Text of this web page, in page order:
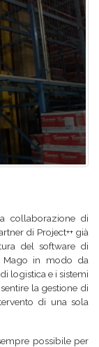
collaborazione di
di Project++ già
del software di
Mago in modo da
logistica e i sistemi
la gestione di
di una sola
possibile per